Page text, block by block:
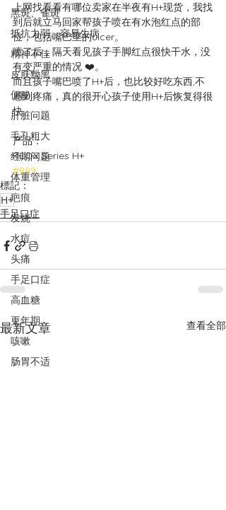
黑斑、雀斑
抵抗力弱、容易生病
精神不佳
皮肤黝黑
便秘
肝脏问题
毛孔粗大
经期问题
体重管理
疤痕
发烧
水痘
头痛
手足口症
高血糖
更年期
咳嗽
肠胃不适
上网找看看有哪位卖家在半夜有H+现货，我找
到后就立马回家帮孩子喷在有水泡红点的部
位，包括嘴巴里的ulcer。
喷了后，隔天看见孩子手脚红点很快干水，没
有变严重的情况 ❤️。
而且孩子嘴巴喷了H+后，也比较好吃东西,不
感到疼痛，真的很开心孩子使用H+后恢复得很
快。
产品：
REOX Series H+
#889
標記：
H+
手足口症
最新文章 查看全部